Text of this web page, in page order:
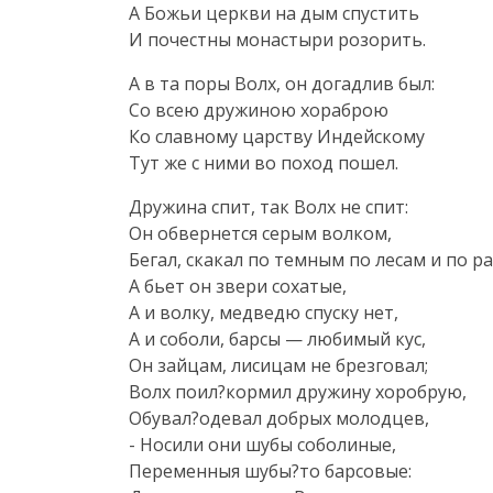
А Божьи церкви на дым спустить
И почестны монастыри розорить.
А в та поры Волх, он догадлив был:
Со всею дружиною хораброю
Ко славному царству Индейскому
Тут же с ними во поход пошел.
Дружина спит, так Волх не спит:
Он обвернется серым волком,
Бегал, скакал по темным по лесам и по
А бьет он звери сохатые,
А и волку, медведю спуску нет,
А и соболи, барсы — любимый кус,
Он зайцам, лисицам не брезговал;
Волх поил?кормил дружину хоробрую,
Обувал?одевал добрых молодцев,
- Носили они шубы соболиные,
Переменныя шубы?то барсовые: